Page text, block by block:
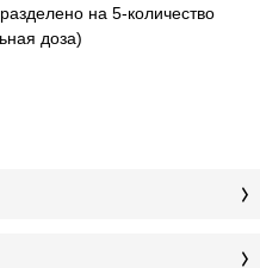
на 5-количество
доза)